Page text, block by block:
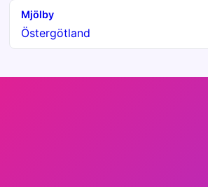
Mjölby
Östergötland